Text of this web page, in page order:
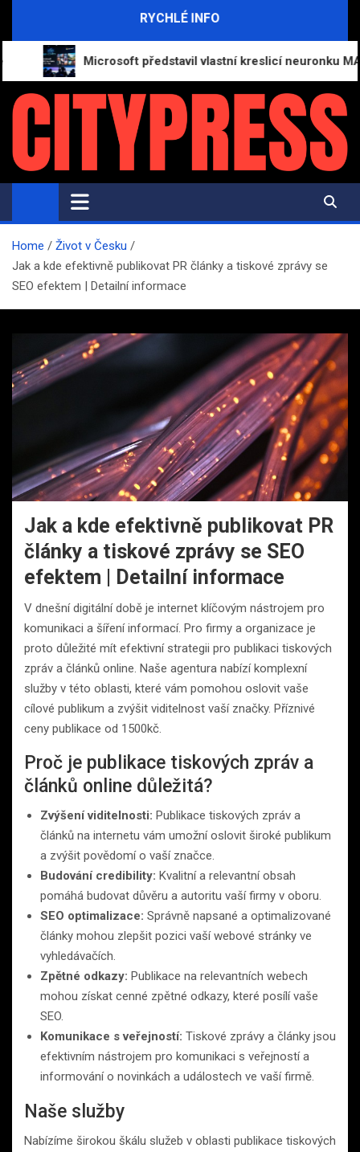
RYCHLÉ INFO
Microsoft představil vlastní kreslicí neuronku MAI-
CityPress.cz
Aktuální zpravodajství a moderní trendy
Home
Život v Česku
Jak a kde efektivně publikovat PR články a tiskové zprávy se
SEO efektem | Detailní informace
Jak a kde efektivně publikovat PR
články a tiskové zprávy se SEO
efektem | Detailní informace
V dnešní digitální době je internet klíčovým nástrojem pro
komunikaci a šíření informací. Pro firmy a organizace je
proto důležité mít efektivní strategii pro publikaci tiskových
zpráv a článků online. Naše agentura nabízí komplexní
služby v této oblasti, které vám pomohou oslovit vaše
cílové publikum a zvýšit viditelnost vaší značky. Příznivé
ceny publikace od 1500kč.
Proč je publikace tiskových zpráv a
článků online důležitá?
Zvýšení viditelnosti: Publikace tiskových zpráv a
článků na internetu vám umožní oslovit široké publikum
a zvýšit povědomí o vaší značce.
Budování credibility: Kvalitní a relevantní obsah
pomáhá budovat důvěru a autoritu vaší firmy v oboru.
SEO optimalizace: Správně napsané a optimalizované
články mohou zlepšit pozici vaší webové stránky ve
vyhledávačích.
Zpětné odkazy: Publikace na relevantních webech
mohou získat cenné zpětné odkazy, které posílí vaše
SEO.
Komunikace s veřejností: Tiskové zprávy a články jsou
efektivním nástrojem pro komunikaci s veřejností a
informování o novinkách a událostech ve vaší firmě.
Naše služby
Nabízíme širokou škálu služeb v oblasti publikace tiskových